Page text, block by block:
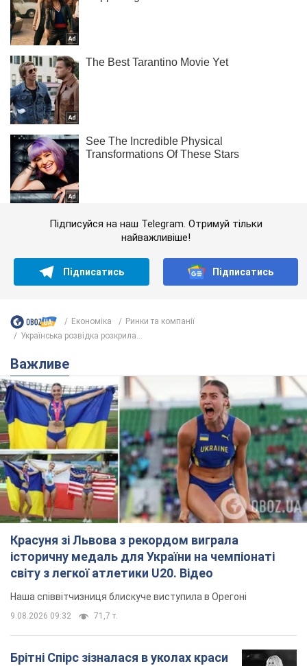
Підписуйся на наш Telegram. Отримуй тільки
найважливіше!
Підписатись Підписатись
Економіка
Ринки та компанії
Українська розвідка розкрила...
Важливе
Красуня зі Львова з рекордом виграла
історичну медаль для України на чемпіонаті
світу з легкої атлетики U20. Відео
Наша співвітчизниця блискуче виступила в Орегоні
9.08.2026 09:32 71,7 т.
Брітні Спірс зізналася в уколах краси